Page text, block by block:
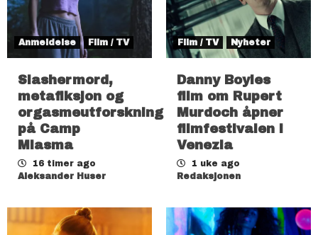
Anmeldelse Film / TV
Slashermord,
metafiksjon og
orgasmeutforskning
på Camp
Miasma
16 timer ago
Aleksander Huser
Film / TV Nyheter
Danny Boyles
film om Rupert
Murdoch åpner
filmfestivalen i
Venezia
1 uke ago
Redaksjonen